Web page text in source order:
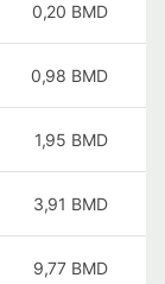
0,20 BMD
0,98 BMD
1,95 BMD
3,91 BMD
9,77 BMD